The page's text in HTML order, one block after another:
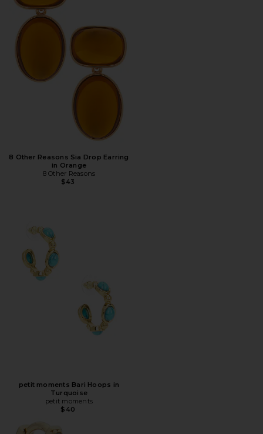
8 Other Reasons Sia Drop Earring
in Orange
8 Other Reasons
$43
petit moments Bari Hoops in
Turquoise
petit moments
$40